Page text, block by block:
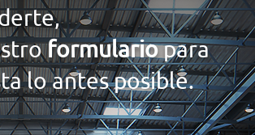
formulariopara
lo antes posible.